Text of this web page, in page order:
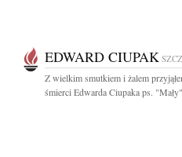
EDWARD CIUPAK
Z wielkim smutkiem i żalem
śmierci Edwarda Ciupaka ps.